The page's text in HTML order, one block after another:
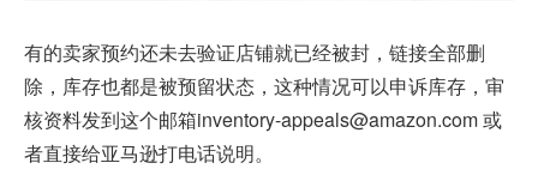
有的卖家预约还未去验证店铺就已经被封，链接全部删
除，库存也都是被预留状态，这种情况可以申诉库存，审
核资料发到这个邮箱inventory-appeals@amazon.com 或
者直接给亚马逊打电话说明。